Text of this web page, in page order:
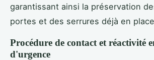
garantissant ainsi la préservation
portes et des serrures déjà en
Procédure de contact et réactivité
d'urgence